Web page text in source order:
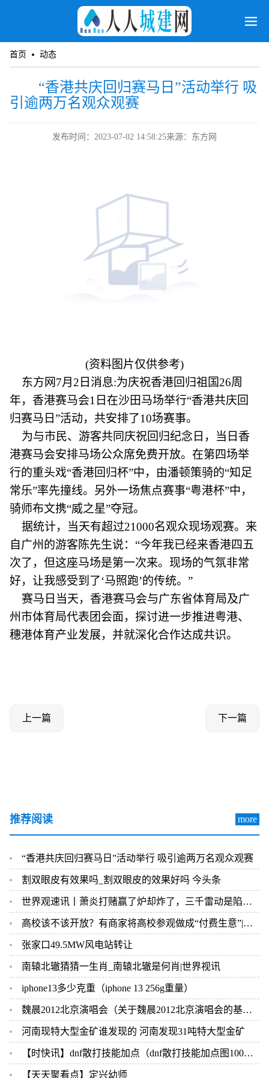
首页 动态
“香港共庆回归赛马日”活动举行 吸
引逾两万名观众观赛
发布时间：2023-07-02 14:58:25来源：东方网
(资料图片仅供参考)
东方网7月2日消息:为庆祝香港回归祖国26周
年，香港赛马会1日在沙田马场举行“香港共庆回
归赛马日”活动，共安排了10场赛事。
为与市民、游客共同庆祝回归纪念日，当日香
港赛马会安排马场公众席免费开放。在第四场举
行的重头戏“香港回归杯”中，由潘顿策骑的“知足
常乐”率先撞线。另外一场焦点赛事“粤港杯”中，
骑师布文携“威之星”夺冠。
据统计，当天有超过21000名观众现场观赛。来
自广州的游客陈先生说：“今年我已经来香港四五
次了，但这座马场是第一次来。现场的气氛非常
好，让我感受到了‘马照跑’的传统。”
赛马日当天，香港赛马会与广东省体育局及广
州市体育局代表团会面，探讨进一步推进粤港、
穗港体育产业发展，并就深化合作达成共识。
上一篇 下一篇
推荐阅读 more
“香港共庆回归赛马日”活动举行 吸引逾两万名观众观赛
割双眼皮有效果吗_割双眼皮的效果好吗 今头条
世界观速讯丨萧炎打赌赢了炉却炸了，三千雷动是陷阱，官方算盘打错了
高校该不该开放？有商家将高校参观做成“付费生意”|报资讯
张家口49.5MW风电站转让
南辕北辙猜猜一生肖_南辕北辙是何肖|世界视讯
iphone13多少克重（iphone 13 256g重量）
魏晨2012北京演唱会（关于魏晨2012北京演唱会的基本详情介绍）
河南现特大型金矿谁发现的 河南发现31吨特大型金矿
【时快讯】dnf散打技能加点（dnf散打技能加点图100级）
【天天聚看点】定兴幼师